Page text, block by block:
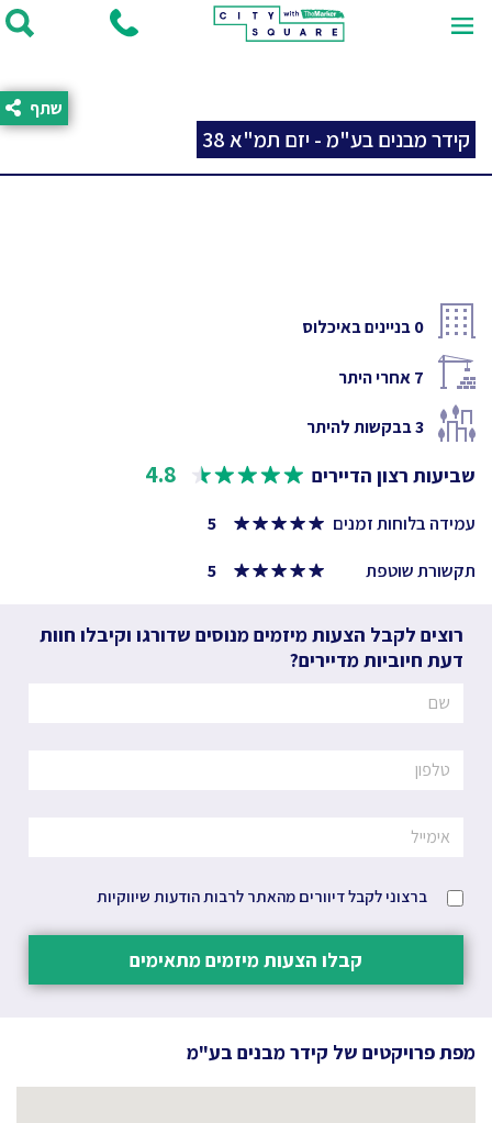
קידר מבנים בע"מ - יזם תמ"א 38
שתף
0בניינים באיכלוס
7אחרי היתר
3בבקשות להיתר
שביעות רצון הדיירים 4.8
עמידה בלוחות זמנים
5
תקשורת שוטפת
5
רוצים לקבל הצעות מיזמים מנוסים שדורגו וקיבלו חוות
דעת חיוביות מדיירים?
ברצוני לקבל דיוורים מהאתר לרבות הודעות שיווקיות
קבלו הצעות מיזמים מתאימים
מפת פרויקטים של קידר מבנים בע"מ